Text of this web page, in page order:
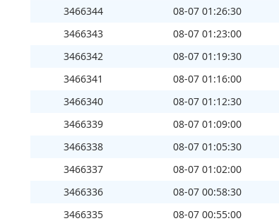
3466344
08-07 01:26:30
3466343
08-07 01:23:00
3466342
08-07 01:19:30
3466341
08-07 01:16:00
3466340
08-07 01:12:30
3466339
08-07 01:09:00
3466338
08-07 01:05:30
3466337
08-07 01:02:00
3466336
08-07 00:58:30
3466335
08-07 00:55:00